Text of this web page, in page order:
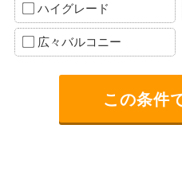
ハイグレード
広々バルコニー